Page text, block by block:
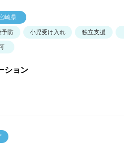
崎県
予防 小児受け入れ 独立支援
ション